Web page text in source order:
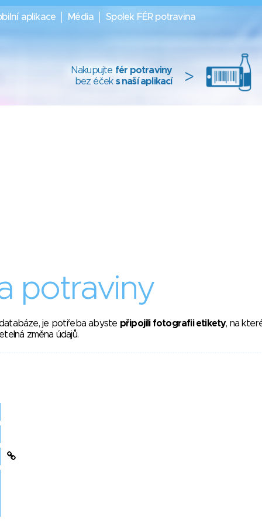
aplikace Média Spolek FÉR potravina
Nakupujte fér potraviny
bez éček s naší aplikací >
potraviny
je potřeba abyste připojili fotografii etikety, na
změna údajů.